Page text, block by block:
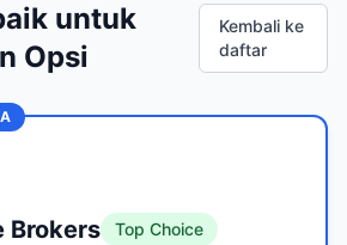
untuk
Opsi
Kembali ke
daftar
Brokers
Top Choice